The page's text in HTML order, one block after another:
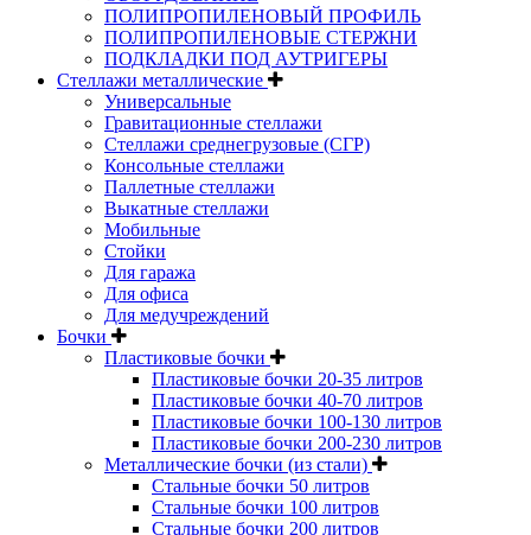
ПОЛИПРОПИЛЕНОВЫЙ ПРОФИЛЬ
ПОЛИПРОПИЛЕНОВЫЕ СТЕРЖНИ
ПОДКЛАДКИ ПОД АУТРИГЕРЫ
Стеллажи металлические
Универсальные
Гравитационные стеллажи
Стеллажи среднегрузовые (СГР)
Консольные стеллажи
Паллетные стеллажи
Выкатные стеллажи
Мобильные
Стойки
Для гаража
Для офиса
Для медучреждений
Бочки
Пластиковые бочки
Пластиковые бочки 20-35 литров
Пластиковые бочки 40-70 литров
Пластиковые бочки 100-130 литров
Пластиковые бочки 200-230 литров
Металлические бочки (из стали)
Стальные бочки 50 литров
Стальные бочки 100 литров
Стальные бочки 200 литров